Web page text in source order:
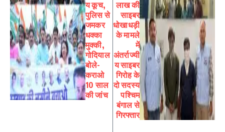
य कूच,
पुलिस से
जमकर
धक्का
मुक्की,
गोदियाल
बोले-
कराओ
10 साल
की जांच
लाख की
साइबर
धोखाधड़ी
के मामले
में
अंतर्राज्यी
य साइबर
गिरोह के
दो सदस्य
पश्चिम
बंगाल से
गिरफ्तार